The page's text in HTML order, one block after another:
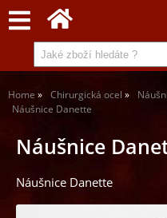
Home Chirurgická ocel
Náušnice Danette
Náušnice
Náušnice Danette